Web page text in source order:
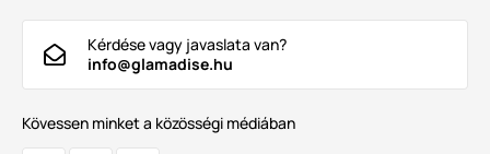
Kérdése vagy javaslata van?
info@glamadise.hu
Kövessen minket a közösségi médiában